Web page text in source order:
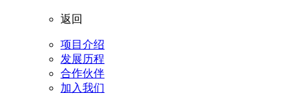
返回
项目介绍
发展历程
合作伙伴
加入我们